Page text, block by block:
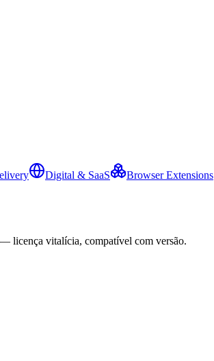
Digital & SaaS Browser Extensions
licença vitalícia, compatível com versão.